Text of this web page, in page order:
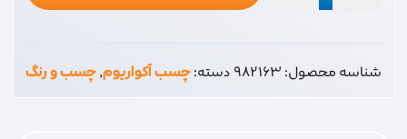
شناسه محصول:982163دسته:چسب آکواریوم,چسب و رنگ